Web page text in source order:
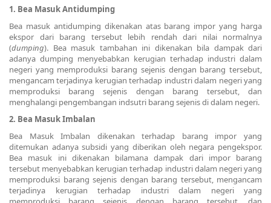
1. Bea Masuk Antidumping
Bea masuk antidumping dikenakan atas barang impor yang harga
ekspor dari barang tersebut lebih rendah dari nilai normalnya
(dumping). Bea masuk tambahan ini dikenakan bila dampak dari
adanya dumping menyebabkan kerugian terhadap industri dalam
negeri yang memproduksi barang sejenis dengan barang tersebut,
mengancam terjadinya kerugian terhadap industri dalam negeri yang
memproduksi barang sejenis dengan barang tersebut, dan
menghalangi pengembangan indsutri barang sejenis di dalam negeri.
2. Bea Masuk Imbalan
Bea Masuk Imbalan dikenakan terhadap barang impor yang
ditemukan adanya subsidi yang diberikan oleh negara pengekspor.
Bea masuk ini dikenakan bilamana dampak dari impor barang
tersebut menyebabkan kerugian terhadap industri dalam negeri yang
memproduksi barang sejenis dengan barang tersebut, mengancam
terjadinya kerugian terhadap industri dalam negeri yang